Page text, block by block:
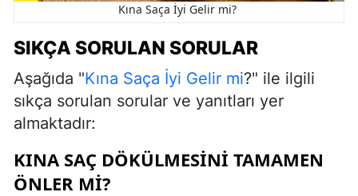
Kına Saça İyi Gelir mi?
SIKÇA SORULAN SORULAR
Aşağıda "Kına Saça İyi Gelir mi?" ile ilgili
sıkça sorulan sorular ve yanıtları yer
almaktadır:
KINA SAÇ DÖKÜLMESINI TAMAMEN
ÖNLER MI?